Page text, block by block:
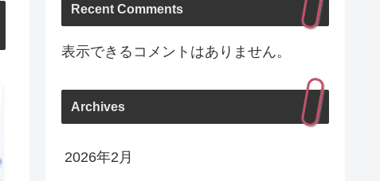
Recent Comments
表示できるコメントはありません。
Archives
2026年2月